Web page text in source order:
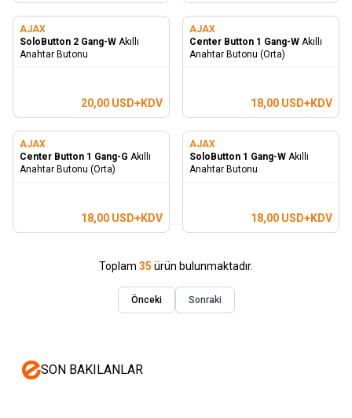
AJAX
SoloButton 2 Gang-W Akıllı
Anahtar Butonu
20,00 USD+KDV
AJAX
Center Button 1 Gang-W Akıllı
Anahtar Butonu (Orta)
18,00 USD+KDV
AJAX
Center Button 1 Gang-G Akıllı
Anahtar Butonu (Orta)
18,00 USD+KDV
AJAX
SoloButton 1 Gang-W Akıllı
Anahtar Butonu
18,00 USD+KDV
Toplam 35 ürün bulunmaktadır.
Önceki Sonraki
SON BAKILANLAR